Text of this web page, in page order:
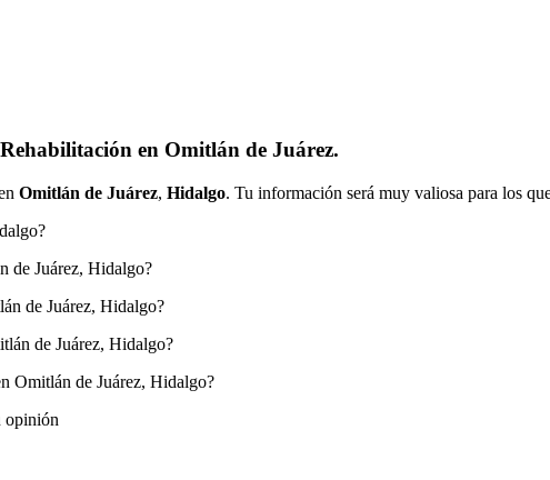
en Omitlán de Juárez.
Omitlán de Juárez, Hidalgo. Tu información será muy valiosa para los
de Juárez, Hidalgo?
de Juárez, Hidalgo?
de Juárez, Hidalgo?
Omitlán de Juárez, Hidalgo?
opinión